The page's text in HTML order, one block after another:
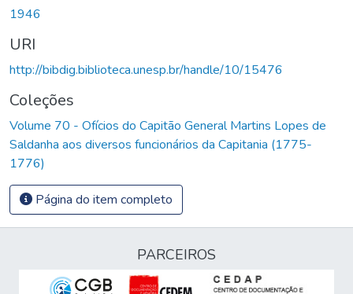
1946
URI
http://bibdig.biblioteca.unesp.br/handle/10/15476
Coleções
Volume 70 - Ofícios do Capitão General Martins Lopes de
Saldanha aos diversos funcionários da Capitania (1775-
1776)
Página do item completo
PARCEIROS